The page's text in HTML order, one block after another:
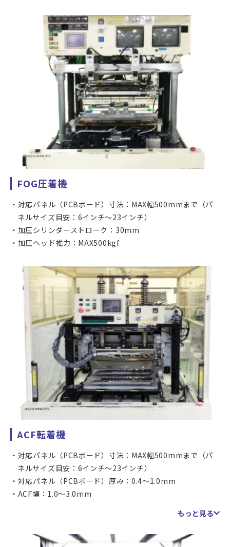
FOG圧着機
対応パネル（PCBボード）寸法：MAX幅500mmまで（パ
ネルサイズ目安：6インチ～23インチ）
加圧シリンダーストローク：30mm
加圧ヘッド推力：MAX500kgf
ACF転着機
対応パネル（PCBボード）寸法：MAX幅500mmまで（パ
ネルサイズ目安：6インチ～23インチ）
対応パネル（PCBボード）厚み：0.4～1.0mm
ACF幅：1.0～3.0mm
もっと見る